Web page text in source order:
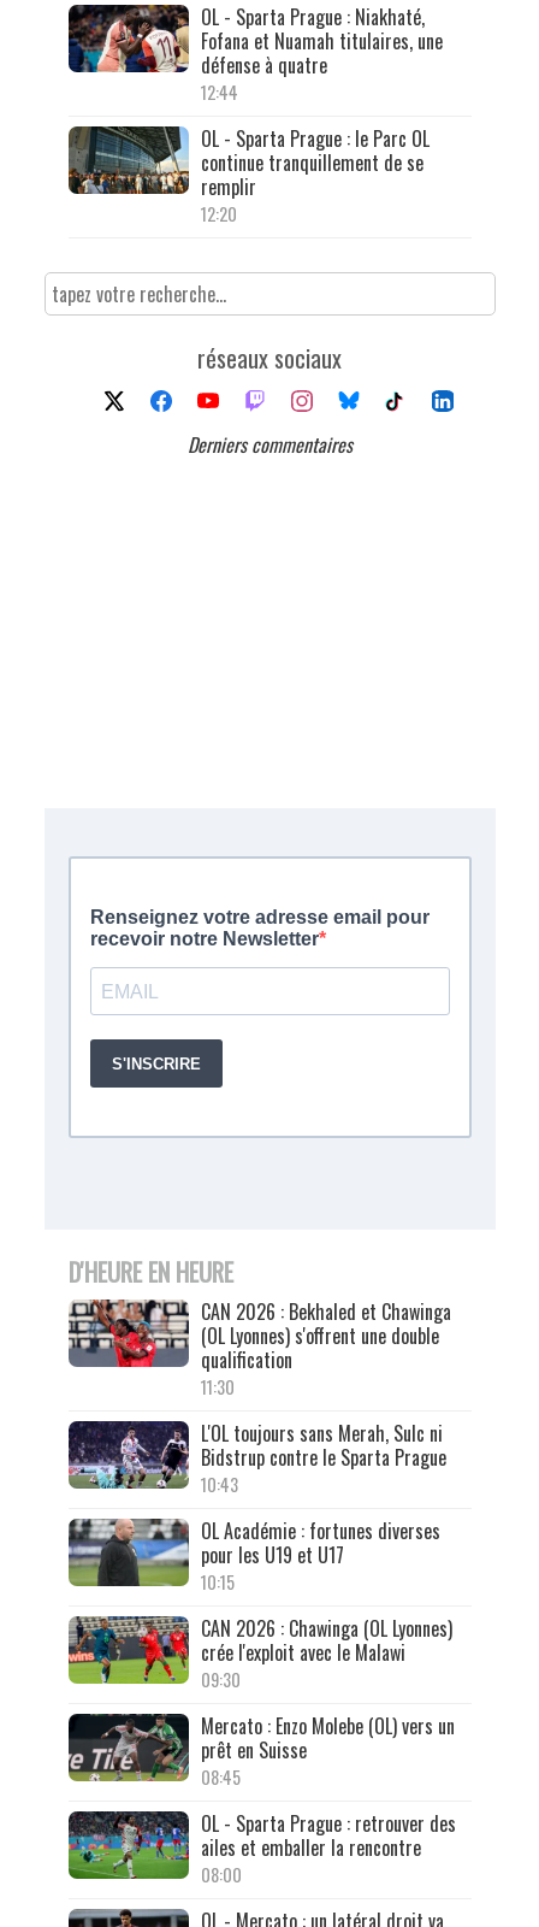
OL - Sparta Prague : Niakhaté,
Fofana et Nuamah titulaires, une
défense à quatre
12:44
OL - Sparta Prague : le Parc OL
continue tranquillement de se
remplir
12:20
réseaux sociaux
Derniers commentaires
D'HEURE EN HEURE
CAN 2026 : Bekhaled et Chawinga
(OL Lyonnes) s'offrent une double
qualification
11:30
L'OL toujours sans Merah, Sulc ni
Bidstrup contre le Sparta Prague
10:43
OL Académie : fortunes diverses
pour les U19 et U17
10:15
CAN 2026 : Chawinga (OL Lyonnes)
crée l'exploit avec le Malawi
09:30
Mercato : Enzo Molebe (OL) vers un
prêt en Suisse
08:45
OL - Sparta Prague : retrouver des
ailes et emballer la rencontre
08:00
OL - Mercato : un latéral droit va